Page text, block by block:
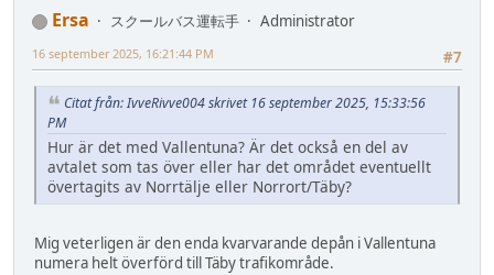
Ersa スクールバス運転手
Administrator
#7
16 september 2025, 16:21:44 PM
Citat från: IvveRivve004 skrivet 16 september 2025, 15:33:56
PM
Hur är det med Vallentuna? Är det också en del av
avtalet som tas över eller har det området eventuellt
övertagits av Norrtälje eller Norrort/Täby?
Mig veterligen är den enda kvarvarande depån i Vallentuna
numera helt överförd till Täby trafikområde.